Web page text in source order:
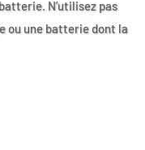
N’utilisez pas
ou une batterie dont la